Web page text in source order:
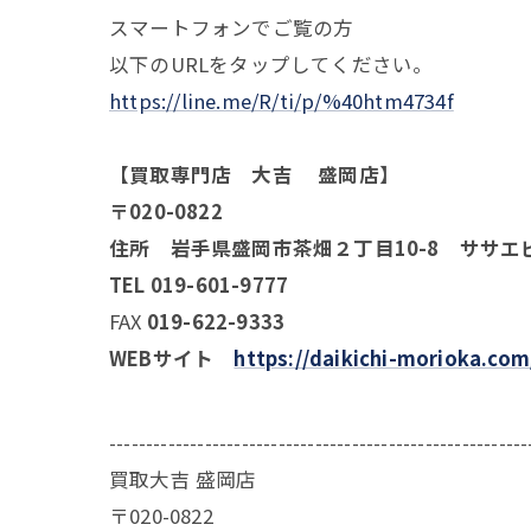
スマートフォンでご覧の方
以下のURLをタップしてください。
https://line.me/R/ti/p/%40htm4734f
【買取専門店 大吉 盛岡店】
〒020-0822
住所 岩手県盛岡市茶畑２丁目10-8 ササエ
TEL 019-601-9777
FAX 019-622-9333
WEBサイト https://daikichi-
買取大吉 盛岡店
〒020-0822